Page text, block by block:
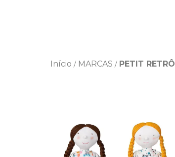
Início / MARCAS / PETIT RETRÔ